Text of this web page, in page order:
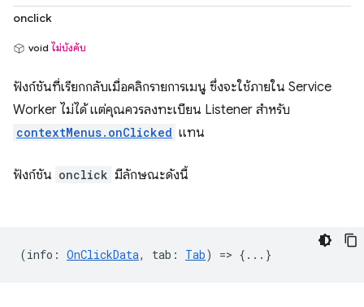
onclick
void ไม่บังคับ
ฟังก์ชันที่เรียกกลับเมื่อคลิกรายการเมนู ซึ่งจะใช้ภายใน Service
Worker ไม่ได้ แต่คุณควรลงทะเบียน Listener สำหรับ
contextMenus.onClicked แทน
ฟังก์ชัน onclick มีลักษณะดังนี้
(info : OnClickData, tab : Tab) => {...}